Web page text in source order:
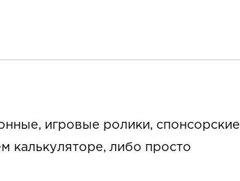
игровые ролики, спонсорские
калькуляторе, либо просто